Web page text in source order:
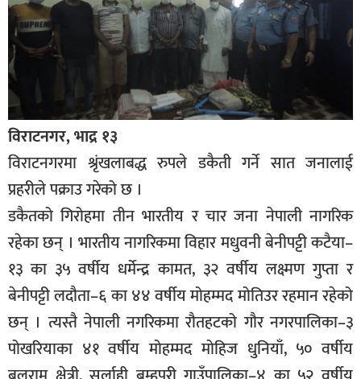
विराटनगर, भाद्र १३
विराटनगरमा श्रृंखलाबद्ध रुपले डकैती गर्ने सात जनालाई
प्रहरीले पक्राउ गरेको छ ।
डकैतको गिरोहमा तीन भारतीय र चार जना नेपाली नागरिक
रहेका छन् । भारतीय नागरिकमा विहार मधुवनी बेनीपट्टी कटैया–
१३ का ३५ वर्षीय धर्मेन्द्र कामत, ३२ वर्षीय लक्ष्मण गुप्ता र
बेनीपट्टी लदौता–६ का ४४ वर्षीय मोहम्मद मोतिउर रहमान रहेको
छन् । त्यस्तै नेपाली नगरिकमा रौतहटको गौर नगरपालिका–३
पोखरियाका ४१ वर्षीय मोहम्मद मोहिज धुनियाँ, ५० वर्षीय